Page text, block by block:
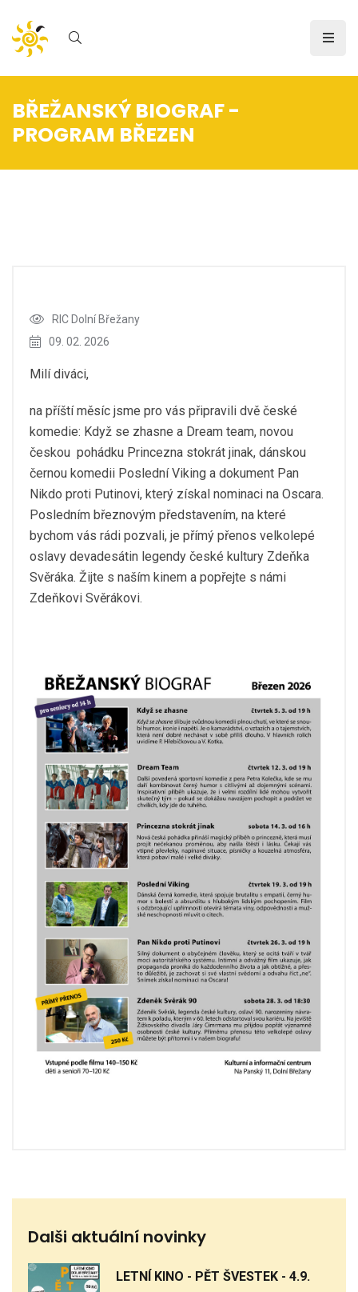
BŘEŽANSKÝ BIOGRAF -
PROGRAM BŘEZEN
RIC Dolní Břežany
09. 02. 2026
Milí diváci,
na příští měsíc jsme pro vás připravili dvě české
komedie: Když se zhasne a Dream team, novou
českou pohádku Princezna stokrát jinak, dánskou
černou komedii Poslední Viking a dokument Pan
Nikdo proti Putinovi, který získal nominaci na Oscara.
Posledním březnovým představením, na které
bychom vás rádi pozvali, je přímý přenos velkolepé
oslavy devadesátin legendy české kultury Zdeňka
Svěráka. Žijte s naším kinem a popřejte s námi
Zdeňkovi Svěrákovi.
Dalši aktuální novinky
LETNÍ KINO - PĚT ŠVESTEK - 4.9.